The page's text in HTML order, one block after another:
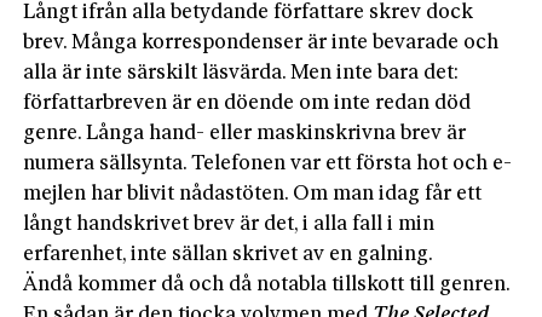
Långt ifrån alla betydande författare skrev dock
brev. Många korrespondenser är inte bevarade och
alla är inte särskilt läsvärda. Men inte bara det:
författarbreven är en döende om inte redan död
genre. Långa hand- eller maskinskrivna brev är
numera sällsynta. Telefonen var ett första hot och e-
mejlen har blivit nådastöten. Om man idag får ett
långt handskrivet brev är det, i alla fall i min
erfarenhet, inte sällan skrivet av en galning.
Ändå kommer då och då notabla tillskott till genren.